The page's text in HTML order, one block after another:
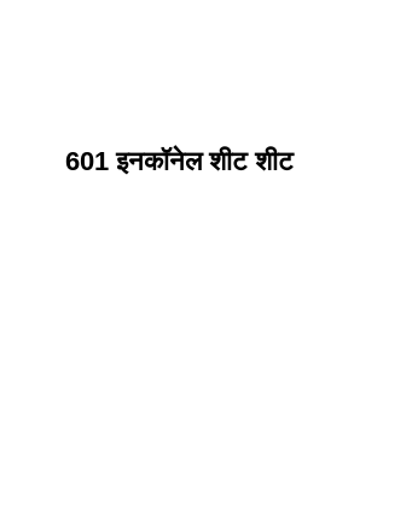
601 इनकॉनेल शीट शीट